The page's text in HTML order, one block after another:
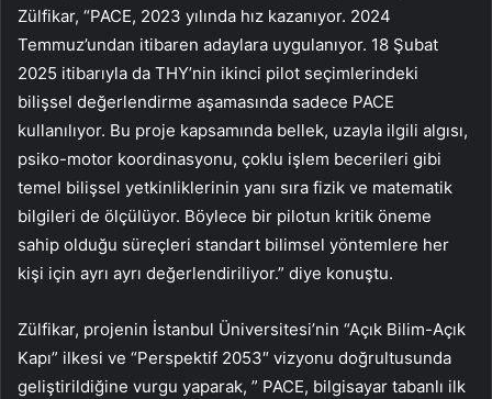
Zülfikar, “PACE, 2023 yılında hız kazanıyor. 2024
Temmuz’undan itibaren adaylara uygulanıyor. 18 Şubat
2025 itibarıyla da THY’nin ikinci pilot seçimlerindeki
bilişsel değerlendirme aşamasında sadece PACE
kullanılıyor. Bu proje kapsamında bellek, uzayla ilgili algısı,
psiko-motor koordinasyonu, çoklu işlem becerileri gibi
temel bilişsel yetkinliklerinin yanı sıra fizik ve matematik
bilgileri de ölçülüyor. Böylece bir pilotun kritik öneme
sahip olduğu süreçleri standart bilimsel yöntemlere her
kişi için ayrı ayrı değerlendiriliyor.” diye konuştu.
Zülfikar, projenin İstanbul Üniversitesi’nin “Açık Bilim-Açık
Kapı” ilkesi ve “Perspektif 2053″ vizyonu doğrultusunda
geliştirildiğine vurgu yaparak, ” PACE, bilgisayar tabanlı ilk